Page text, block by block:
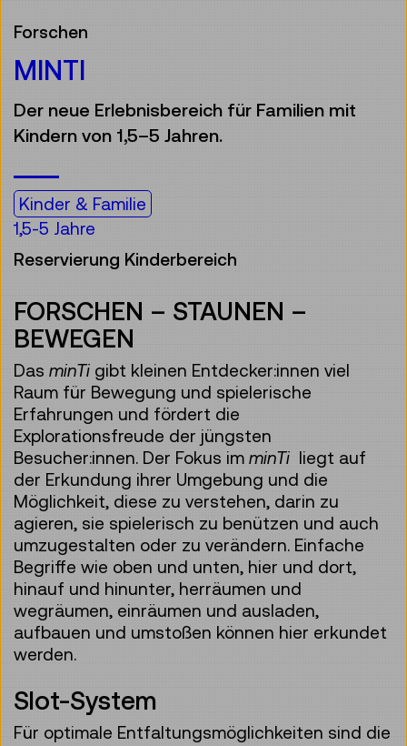
Forschen
MINTI
Der neue Erlebnisbereich für Familien mit
Kindern von 1,5–5 Jahren.
Kinder & Familie
1,5-5 Jahre
Reservierung Kinderbereich
FORSCHEN – STAUNEN –
BEWEGEN
Das minTi gibt kleinen Entdecker:innen viel
Raum für Bewegung und spielerische
Erfahrungen und fördert die
Explorationsfreude der jüngsten
Besucher:innen. Der Fokus im minTi liegt auf
der Erkundung ihrer Umgebung und die
Möglichkeit, diese zu verstehen, darin zu
agieren, sie spielerisch zu benützen und auch
umzugestalten oder zu verändern. Einfache
Begriffe wie oben und unten, hier und dort,
hinauf und hinunter, herräumen und
wegräumen, einräumen und ausladen,
aufbauen und umstoßen können hier erkundet
werden.
Slot-System
Für optimale Entfaltungsmöglichkeiten sind die